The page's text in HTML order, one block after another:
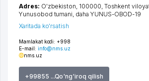
Mamlakat kodi: +998
E-mail: info@nms.uz
nms.uz
+99855 ...Qo'ng'iroq qilish
Adres: O'zbekiston, 100000, Toshkent
Yunusobod tumani, daha YUNUS-OBOD-19
Xaritada ko'rsatish